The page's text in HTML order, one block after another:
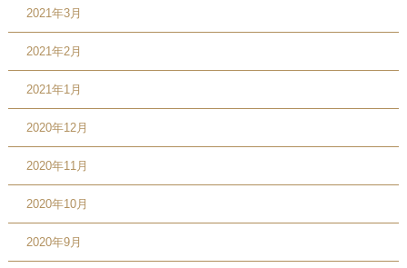
2021年3月
2021年2月
2021年1月
2020年12月
2020年11月
2020年10月
2020年9月